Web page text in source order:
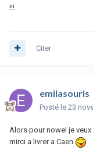
!!!
Citer
emilasouris
Posté le 23
Alors pour nowel je veux
mirci a livrer a Caen